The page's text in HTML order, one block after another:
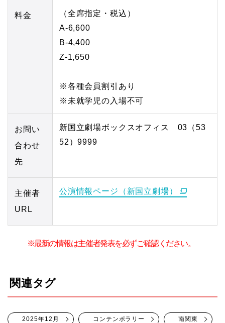
料金
（全席指定・税込）
A‐6,600
B-4,400
Z-1,650
※各種会員割引あり
※未就学児の入場不可
お問い
合わせ
先
新国立劇場ボックスオフィス 03（53
52）9999
主催者
URL
公演情報ページ（新国立劇場）
※最新の情報は主催者発表を必ずご確認ください。
関連タグ
2025年12月 コンテンポラリー 南関東